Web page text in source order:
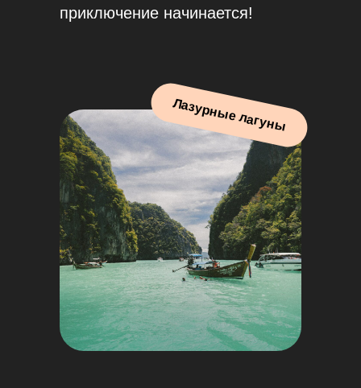
приключение начинается!
Лазурные лагуны